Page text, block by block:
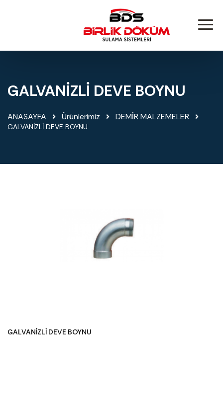
GALVANİZLİ DEVE BOYNU
ANASAYFA Ürünlerimiz DEMİR MALZEMELER
GALVANİZLİ DEVE BOYNU
GALVANİZLİ DEVE BOYNU